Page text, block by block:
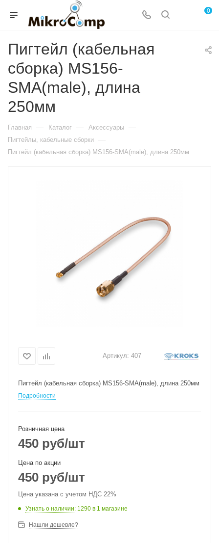
0
Пигтейл (кабельная
сборка) MS156-
SMA(male), длина
250мм
Главная — Каталог — Аксессуары —
Пигтейлы, кабельные сборки —
Пигтейл (кабельная сборка) MS156-SMA(male), длина 250мм
Артикул: 407
Пигтейл (кабельная сборка) MS156-SMA(male), длина 250мм
Подробности
Розничная цена
450 руб/шт
Цена по акции
450 руб/шт
Цена указана с учетом НДС 22%
Узнать о наличии: 1290 в 1 магазине
Нашли дешевле?